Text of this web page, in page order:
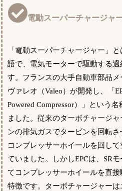
電動スーパーチャージャ
「電動スーパーチャージャー」
語で、電気モーターで駆動する
す。フランスの大手自動車部品メ
ヴァレオ（Valeo）が開発し、「
Powered Compressor）」という
ました。従来のターボチャージ
ンの排気ガスでタービンを回転
コンプレッサーホイールを回して
ていました。しかしEPCは、SR
てコンプレッサーホイールを直
特徴です。ターボチャージャーは